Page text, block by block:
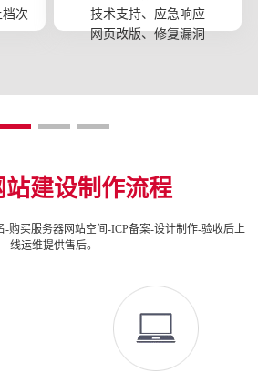
次
技术支持、应急响应
网页改版、修复漏洞
站建设制作流程
-购买服务器网站空间-ICP备案-设计制作-验收后上
线运维提供售后。